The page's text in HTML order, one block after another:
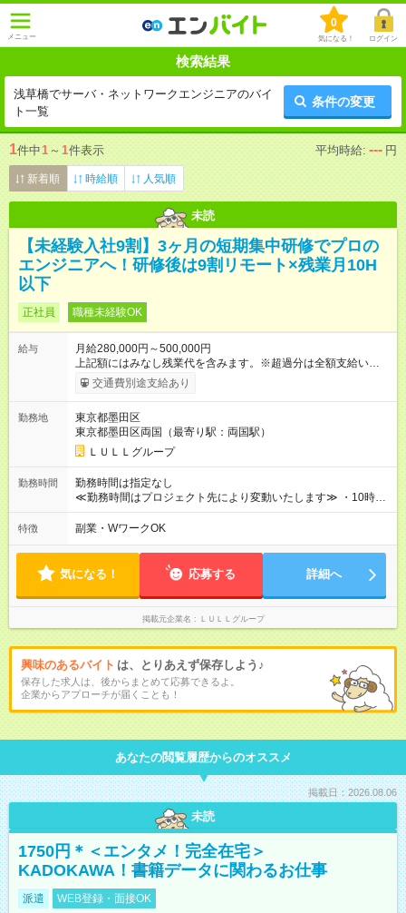
メニュー
0
気になる！ ログイン
検索結果
浅草橋でサーバ・ネットワークエンジニアのバイ
ト一覧
条件の変更
1件中1 ～ 1件表示 平均時給: --- 円
新着順 時給順 人気順
未読
【未経験入社9割】3ヶ月の短期集中研修でプロの
エンジニアへ！研修後は9割リモート×残業月10H
以下
正社員 職種未経験OK
給与
月給280,000円～500,000円
上記額にはみなし残業代を含みます。※超過分は全額支給いたし
ます。 みなし残業代 15,715円／月 みなし残業時間 7.5時間／月
※経験・能力をお持ちの方は、スキルに応じて優遇いたします。
と給与に、本採用時と異なる部分があります。 雇用形態：中途
採用（契約社員） 給与：本採用時と同じです。 昇給年1回（研
修終了後） 賞与年2回（2月・8月）＋業績賞与あり ◤スキルア
ップも、収入アップも。◢ 入社後の成長や頑張りは、しっかり
給与で還元しています。 実際にほぼ全員が入社1年以内に昇給を
実現。 なかには転職後に年収250万円以上アップした社員も。
だけ、収入アップも目指せる環境です！
交通費別途支給あり
勤務地
東京都墨田区
東京都墨田区両国（最寄り駅：両国駅）
ＬＵＬＬグループ
勤務時間
勤務時間は指定なし
≪勤務時間はプロジェクト先により変動いたします≫ ・10時00
分～19時00分（休憩1時間） ・9時00分～18時00分（休憩1時
間） ＼平日夜も、ちゃんと「自分時間」がつくれます／ 残業は
やサウナなど、 趣味の時間を楽しむ社員も多くいます◎
特徴 副業・WワークOK
気になる！ 応募する 詳細へ
掲載元企業名 ＬＵＬＬグループ
興味のあるバイト は、とりあえず保存しよう♪
保存した求人は、後からまとめて応募できるよ。
企業からアプローチが届くことも！
あなたの閲覧履歴からのオススメ
掲載日：2026.08.06
未読
1750円＊＜エンタメ！完全在宅＞
KADOKAWA！書籍データに関わるお仕事
派遣 WEB登録・面接OK